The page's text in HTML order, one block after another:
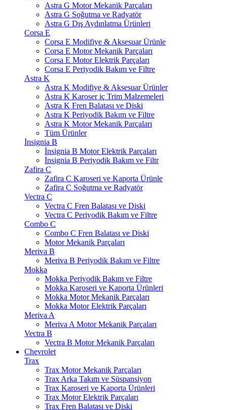
Astra G Motor Mekanik Parçaları
Astra G Soğutma ve Radyatör
Astra G Dış Aydınlatma Ürünleri
Corsa E
Corsa E Modifiye & Aksesuar Ürünle
Corsa E Motor Mekanik Parçaları
Corsa E Motor Elektrik Parçaları
Corsa E Periyodik Bakım ve Filtre
Astra K
Astra K Modifiye & Aksesuar Ürünler
Astra K Karoser iç Trim Malzemeleri
Astra K Fren Balatası ve Diski
Astra K Periyodik Bakım ve Filtre
Astra K Motor Mekanik Parçaları
Tüm Ürünler
İnsignia B
İnsignia B Motor Elektrik Parçaları
İnsignia B Periyodik Bakım ve Filtr
Zafira C
Zafira C Karoseri ve Kaporta Ürünle
Zafira C Soğutma ve Radyatör
Vectra C
Vectra C Fren Balatası ve Diski
Vectra C Periyodik Bakım ve Filtre
Combo C
Combo C Fren Balatası ve Diski
Motor Mekanik Parçaları
Meriva B
Meriva B Periyodik Bakım ve Filtre
Mokka
Mokka Periyodik Bakım ve Filtre
Mokka Karoseri ve Kaporta Ürünleri
Mokka Motor Mekanik Parçaları
Mokka Motor Elektrik Parçaları
Meriva A
Meriva A Motor Mekanik Parçaları
Vectra B
Vectra B Motor Mekanik Parçaları
Chevrolet
Trax
Trax Motor Mekanik Parçaları
Trax Arka Takım ve Süspansiyon
Trax Karoseri ve Kaporta Ürünleri
Trax Motor Elektrik Parçaları
Trax Fren Balatası ve Diski